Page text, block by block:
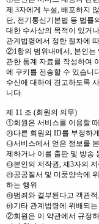
제 3자에게 누설, 배포하지
단, 전기통신기본법 등 법률
대한 수사상의 목적이 있거
관계법령에서 정한 절차에
②1항의 범위내에서, 본인는
관한 통계 자료를 작성하여
에 쿠키를 전송할 수 있습니
수신에 대하여 경고하도록
니다.
제 11 조 (회원의 의무)
①회원은 서비스를 이용할
㉮다른 회원의 ID를 부정하
㉯서비스에서 얻은 정보를
제하거나 이를 출판 및 방송
㉰본인의 저작권, 제3자의
㉱공공질서 및 미풍양속에
하는 행위
㉲범죄와 결부된다고 객관
㉳기타 관계법령에 위배되는
②회원은 이 약관에서 규정